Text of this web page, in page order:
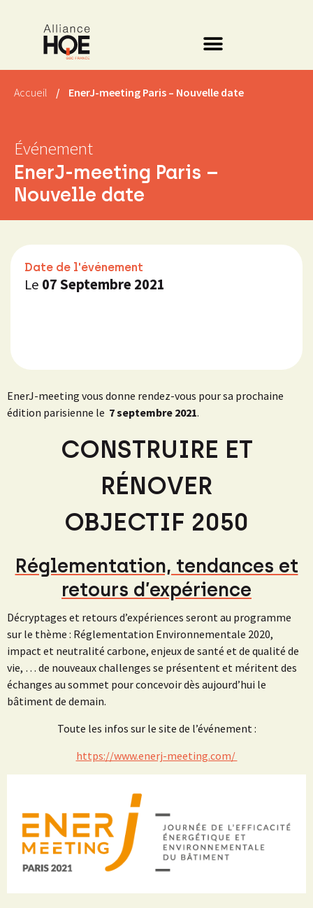
Accueil / EnerJ-meeting Paris – Nouvelle date
Événement
EnerJ-meeting Paris –
Nouvelle date
EnerJ-meeting vous donne rendez-vous pour sa prochaine
édition parisienne le 7 septembre 2021.
CONSTRUIRE ET
RÉNOVER
OBJECTIF 2050
Réglementation, tendances et
retours d’expérience
Décryptages et retours d’expériences seront au programme
sur le thème : Réglementation Environnementale 2020,
impact et neutralité carbone, enjeux de santé et de qualité de
vie, … de nouveaux challenges se présentent et méritent des
échanges au sommet pour concevoir dès aujourd’hui le
bâtiment de demain.
Toute les infos sur le site de l’événement :
https://www.enerj-meeting.com/
Date de l'événement
Le 07 Septembre 2021